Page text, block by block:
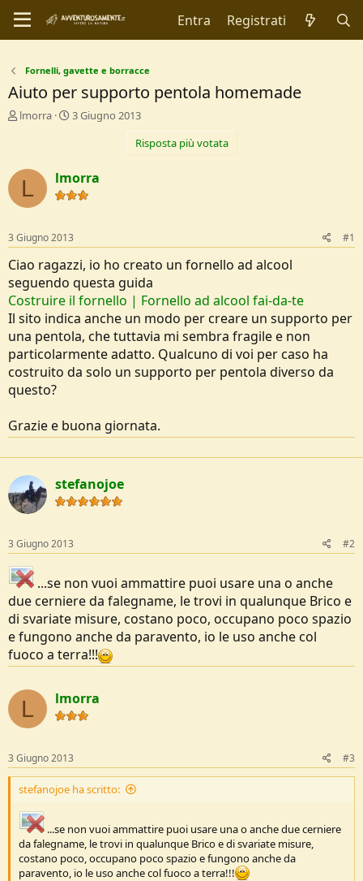
Entra Registrati
Fornelli, gavette e borracce
Aiuto per supporto pentola homemade
C
t
r
D
i
s
u
s
s
i
o
n
e
lmorra
D
d
i
I
i
z
i
3 Giugno 2013
Risposta più votata
L lmorra
3 Giugno 2013 #1
Ciao ragazzi, io ho creato un fornello ad alcool
seguendo questa guida
Costruire il fornello | Fornello ad alcool fai-da-te
Il sito indica anche un modo per creare un supporto per
una pentola, che tuttavia mi sembra fragile e non
particolarmente adatto. Qualcuno di voi per caso ha
costruito da solo un supporto per pentola diverso da
questo?
Grazie e buona giornata.
stefanojoe
3 Giugno 2013 #2
...se non vuoi ammattire puoi usare una o anche
due cerniere da falegname, le trovi in qualunque Brico e
di svariate misure, costano poco, occupano poco spazio
e fungono anche da paravento, io le uso anche col
fuoco a terra!!!
L lmorra
3 Giugno 2013 #3
stefanojoe ha scritto:
...se non vuoi ammattire puoi usare una o anche due cerniere
da falegname, le trovi in qualunque Brico e di svariate misure,
costano poco, occupano poco spazio e fungono anche da
paravento, io le uso anche col fuoco a terra!!!